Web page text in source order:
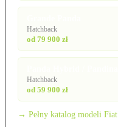
Hatchback
od 79 900 zł
Hatchback
od 59 900 zł
→ Pełny katalog modeli Fiat